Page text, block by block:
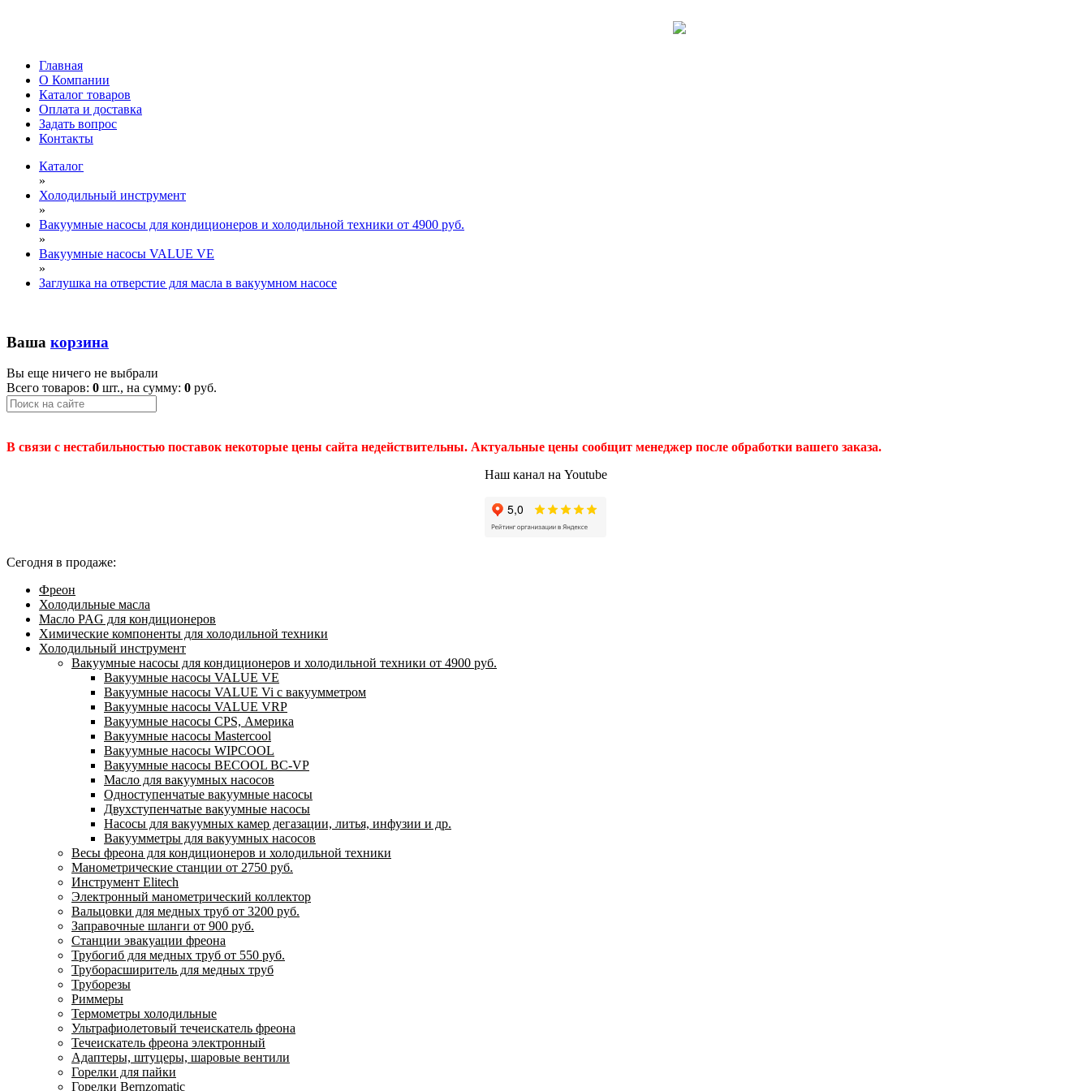
Главная
О Компании
Каталог товаров
Оплата и доставка
Задать вопрос
Контакты
Каталог
»
Холодильный инструмент
»
Вакуумные насосы для кондиционеров и холодильной техники от 4900 руб.
»
Вакуумные насосы VALUE VE
»
Заглушка на отверстие для масла в вакуумном насосе
Ваша корзина
Вы еще ничего не выбрали
Всего товаров: 0 шт., на сумму: 0 руб.
В связи с нестабильностью поставок некоторые цены сайта недействительны. Актуальные цены сообщит менеджер после обработки вашего заказа.
Наш канал на Youtube
Сегодня в продаже:
Фреон
Холодильные масла
Масло PAG для кондиционеров
Химические компоненты для холодильной техники
Холодильный инструмент
Вакуумные насосы для кондиционеров и холодильной техники от 4900 руб.
Вакуумные насосы VALUE VE
Вакуумные насосы VALUE Vi с вакуумметром
Вакуумные насосы VALUE VRP
Вакуумные насосы CPS, Америка
Вакуумные насосы Mastercool
Вакуумные насосы WIPCOOL
Вакуумные насосы BECOOL BC-VP
Масло для вакуумных насосов
Одноступенчатые вакуумные насосы
Двухступенчатые вакуумные насосы
Насосы для вакуумных камер дегазации, литья, инфузии и др.
Вакуумметры для вакуумных насосов
Весы фреона для кондиционеров и холодильной техники
Манометрические станции от 2750 руб.
Инструмент Elitech
Электронный манометрический коллектор
Вальцовки для медных труб от 3200 руб.
Заправочные шланги от 900 руб.
Станции эвакуации фреона
Трубогиб для медных труб от 550 руб.
Труборасширитель для медных труб
Труборезы
Риммеры
Термометры холодильные
Ультрафиолетовый течеискатель фреона
Течеискатель фреона электронный
Адаптеры, штуцеры, шаровые вентили
Горелки для пайки
Горелки Bernzomatic